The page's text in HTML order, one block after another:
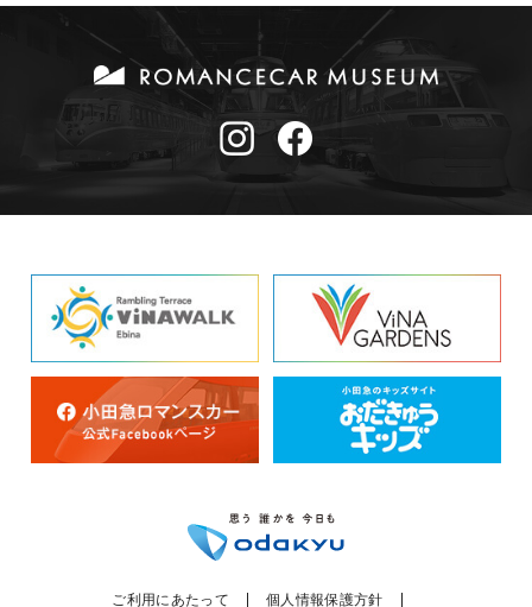
ご利用にあたって 個人情報保護方針